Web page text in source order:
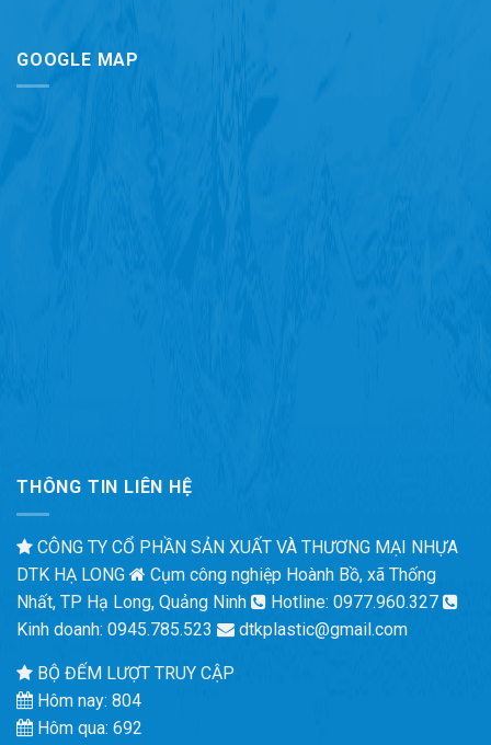
GOOGLE MAP
THÔNG TIN LIÊN HỆ
CÔNG TY CỔ PHẦN SẢN XUẤT VÀ THƯƠNG MẠI NHỰA
DTK HẠ LONG
Cụm công nghiệp Hoành Bồ, xã Thống
Nhất, TP Hạ Long, Quảng Ninh
Hotline: 0977.960.327
Kinh doanh: 0945.785.523
dtkplastic@gmail.com
BỘ ĐẾM LƯỢT TRUY CẬP
Hôm nay: 804
Hôm qua: 692